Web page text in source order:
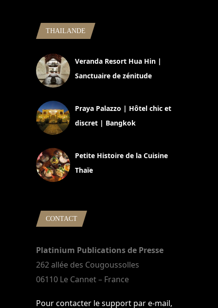
THAILANDE
Veranda Resort Hua Hin |
Sanctuaire de zénitude
Praya Palazzo | Hôtel chic et
discret | Bangkok
Petite Histoire de la Cuisine
Thaïe
CONTACT
Platinium Publications de Presse
262 allée des Cougoussolles
06110 Le Cannet – France
Pour contacter le support par e-mail,